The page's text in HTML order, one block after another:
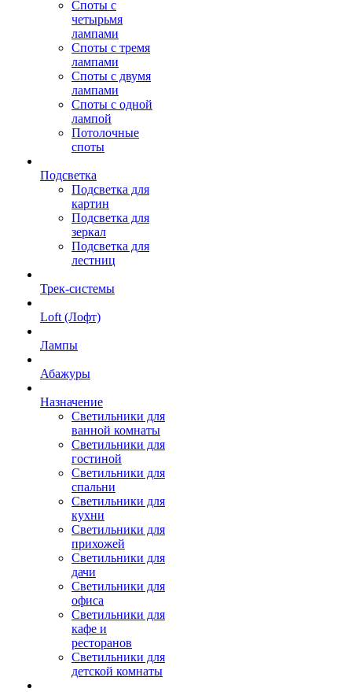
Споты с
четырьмя
лампами
Споты с тремя
лампами
Споты с двумя
лампами
Споты с одной
лампой
Потолочные
споты
Подсветка
Подсветка для
картин
Подсветка для
зеркал
Подсветка для
лестниц
Трек-системы
Loft (Лофт)
Лампы
Абажуры
Назначение
Светильники для
ванной комнаты
Светильники для
гостиной
Светильники для
спальни
Светильники для
кухни
Светильники для
прихожей
Светильники для
дачи
Светильники для
офиса
Светильники для
кафе и
ресторанов
Светильники для
детской комнаты